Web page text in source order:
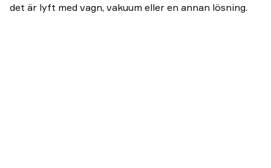
det är lyft med vagn, vakuum eller en annan lösning.